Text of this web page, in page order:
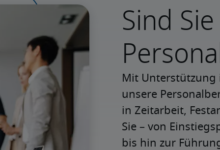
Sind
Mit Unterstützung
unsere
in Zeitarbeit,
Sie – von
bis hin zur